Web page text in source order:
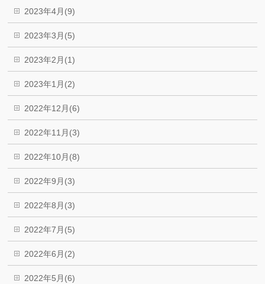
2023年4月(9)
2023年3月(5)
2023年2月(1)
2023年1月(2)
2022年12月(6)
2022年11月(3)
2022年10月(8)
2022年9月(3)
2022年8月(3)
2022年7月(5)
2022年6月(2)
2022年5月(6)